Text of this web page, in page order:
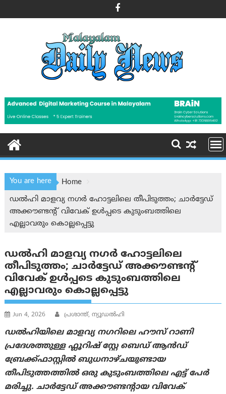
to
You are here
Home
ഡല്‍ഹി മാളവ്യ നഗര്‍ ഹോട്ടലിലെ തീപിടുത്തം; ചാര്‍ട്ടേഡ്
അക്കൗണ്ടന്റ് വിവേക് ഉള്‍പ്പടെ കുടുംബത്തിലെ
എല്ലാവരും കൊല്ലപ്പെട്ടു
ഡല്‍ഹി മാളവ്യ നഗര്‍ ഹോട്ടലിലെ
തീപിടുത്തം; ചാര്‍ട്ടേഡ് അക്കൗണ്ടന്റ്
വിവേക് ഉള്‍പ്പടെ കുടുംബത്തിലെ
എല്ലാവരും കൊല്ലപ്പെട്ടു
Jun 4, 2026 പ്രശാന്ത്, ന്യൂഡല്‍ഹി
ഡൽഹിയിലെ മാളവ്യ നഗറിലെ ഹൗസ് റാണി
പ്രദേശത്തുള്ള ഫ്ലൂറിഷ് സ്റ്റേ ബെഡ് ആൻഡ്
ബ്രേക്ക്ഫാസ്റ്റിൽ ബുധനാഴ്ചയുണ്ടായ
തീപിടുത്തത്തിൽ ഒരു കുടുംബത്തിലെ എട്ട് പേർ
മരിച്ചു. ചാർട്ടേഡ് അക്കൗണ്ടന്റായ വിവേക് ​​